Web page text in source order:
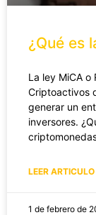
¿Qué es
La ley MiCA
Criptoactivos
generar un
inversores.
LEER
1 de febrero de